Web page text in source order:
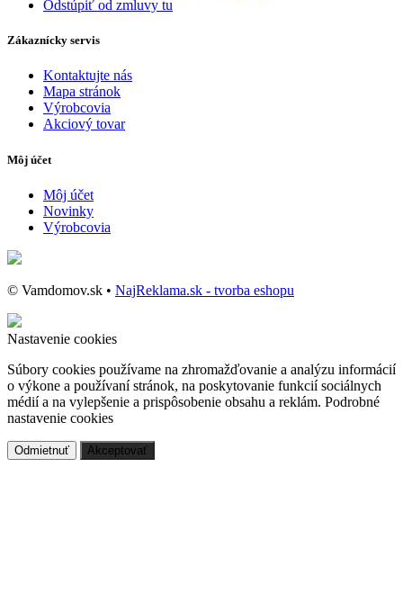
Odstúpiť od zmluvy tu
Zákaznícky servis
Kontaktujte nás
Mapa stránok
Výrobcovia
Akciový tovar
Môj účet
Môj účet
Novinky
Výrobcovia
© Vamdomov.sk • NajReklama.sk - tvorba eshopu
Nastavenie cookies
Súbory cookies používame na zhromažďovanie a analýzu informácií
o výkone a používaní stránok, na poskytovanie funkcií sociálnych
médií a na vylepšenie a prispôsobenie obsahu a reklám. Podrobné
nastavenie cookies
Odmietnuť Akceptovať